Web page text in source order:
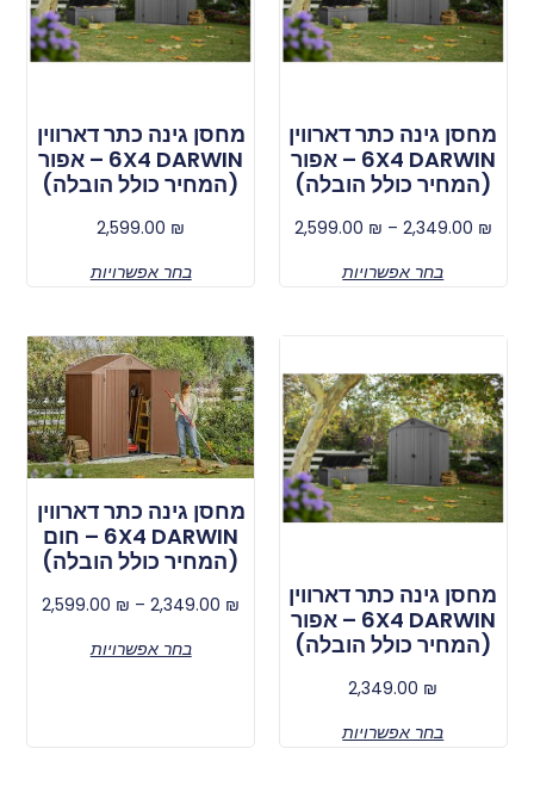
מחסן גינה כתר דארווין
6X4 DARWIN – אפור
(המחיר כולל הובלה)
2,349.00 ₪
–
2,599.00 ₪
בחר אפשרויות
מחסן גינה כתר דארווין
6X4 DARWIN – אפור
(המחיר כולל הובלה)
2,599.00 ₪
בחר אפשרויות
מחסן גינה כתר דארווין
6X4 DARWIN – אפור
(המחיר כולל הובלה)
2,349.00 ₪
בחר אפשרויות
מחסן גינה כתר דארווין
6X4 DARWIN – חום
(המחיר כולל הובלה)
2,349.00 ₪
–
2,599.00 ₪
בחר אפשרויות